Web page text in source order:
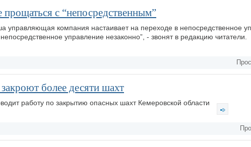
с “непосредственным”
управляющая компания настаивает на переходе в непосредственное
управление незаконно”, - звонят в редакцию читатели.
более десяти шахт
работу по закрытию опасных шахт Кемеровской области